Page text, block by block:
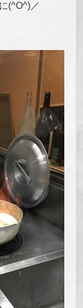
(^O^)／